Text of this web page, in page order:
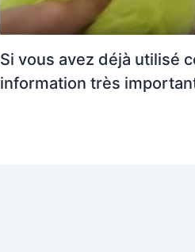
Si vous avez déjà utilisé
information très